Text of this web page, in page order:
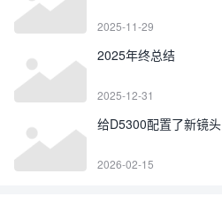
2025-11-29
2025年终总结
2025-12-31
给D5300配置了新镜头
2026-02-15